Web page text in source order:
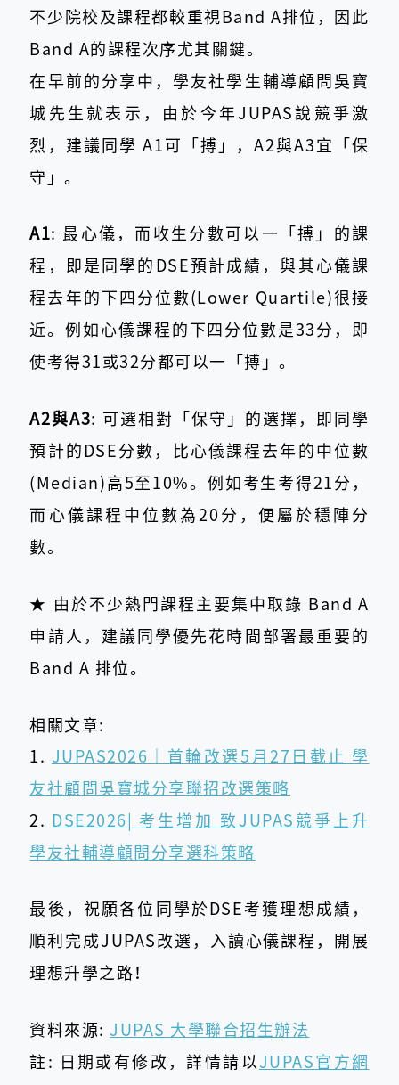
不少院校及課程都較重視Band A排位，因此
Band A的課程次序尤其關鍵。
在早前的分享中，學友社學生輔導顧問吳寶
城先生就表示，由於今年JUPAS說競爭激
烈，建議同學 A1可「搏」，A2與A3宜「保
守」。
A1: 最心儀，而收生分數可以一「搏」的課
程，即是同學的DSE預計成績，與其心儀課
程去年的下四分位數(Lower Quartile)很接
近。例如心儀課程的下四分位數是33分，即
使考得31或32分都可以一「搏」。
A2與A3: 可選相對「保守」的選擇，即同學
預計的DSE分數，比心儀課程去年的中位數
(Median)高5至10%。例如考生考得21分，
而心儀課程中位數為20分，便屬於穩陣分
數。
★ 由於不少熱門課程主要集中取錄 Band A
申請人，建議同學優先花時間部署最重要的
Band A 排位。
相關文章:
1. JUPAS2026｜首輪改選5月27日截止 學
友社顧問吳寶城分享聯招改選策略
2.
DSE2026| 考生增加 致JUPAS競爭上升
學友社輔導顧問分享選科策略
最後，祝願各位同學於DSE考獲理想成績，
順利完成JUPAS改選，入讀心儀課程，開展
理想升學之路！
資料來源: JUPAS 大學聯合招生辦法
註: 日期或有修改，詳情請以 JUPAS官方網